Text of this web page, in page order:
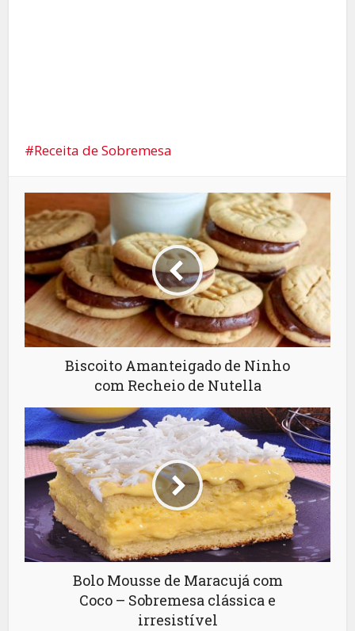
Receita de Sobremesa
Biscoito Amanteigado de Ninho
com Recheio de Nutella
Bolo Mousse de Maracujá com
Coco – Sobremesa clássica e
irresistível